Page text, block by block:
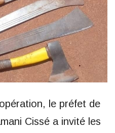
le préfet de
Cissé a invité les